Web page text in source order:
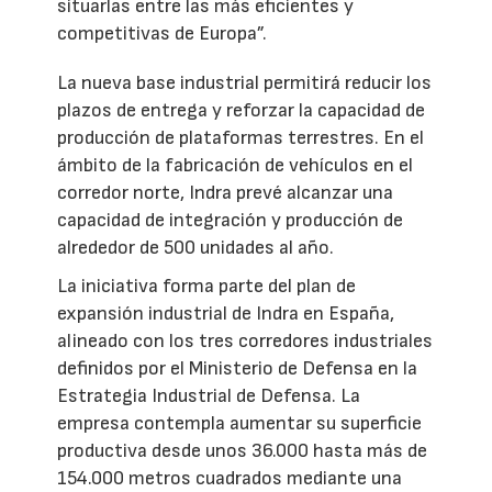
situarlas entre las más eficientes y
competitivas de Europa”.
La nueva base industrial permitirá reducir los
plazos de entrega y reforzar la capacidad de
producción de plataformas terrestres. En el
ámbito de la fabricación de vehículos en el
corredor norte, Indra prevé alcanzar una
capacidad de integración y producción de
alrededor de 500 unidades al año.
La iniciativa forma parte del plan de
expansión industrial de Indra en España,
alineado con los tres corredores industriales
definidos por el Ministerio de Defensa en la
Estrategia Industrial de Defensa. La
empresa contempla aumentar su superficie
productiva desde unos 36.000 hasta más de
154.000 metros cuadrados mediante una